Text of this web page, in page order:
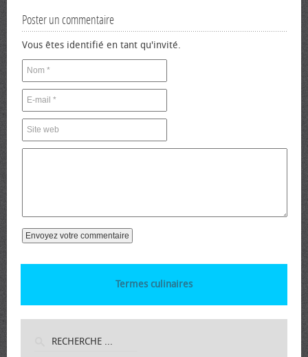
Poster un commentaire
Vous êtes identifié en tant qu'invité.
Termes culinaires